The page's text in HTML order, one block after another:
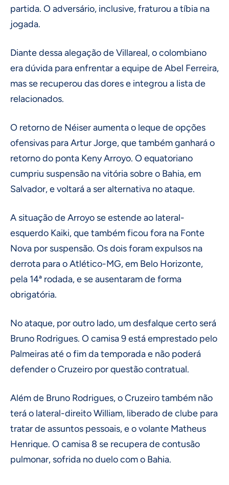
partida. O adversário, inclusive, fraturou a tíbia na
jogada.
Diante dessa alegação de Villareal, o colombiano
era dúvida para enfrentar a equipe de Abel Ferreira,
mas se recuperou das dores e integrou a lista de
relacionados.
O retorno de Néiser aumenta o leque de opções
ofensivas para Artur Jorge, que também ganhará o
retorno do ponta Keny Arroyo. O equatoriano
cumpriu suspensão na vitória sobre o Bahia, em
Salvador, e voltará a ser alternativa no ataque.
A situação de Arroyo se estende ao lateral-
esquerdo Kaiki, que também ficou fora na Fonte
Nova por suspensão. Os dois foram expulsos na
derrota para o Atlético-MG, em Belo Horizonte,
pela 14ª rodada, e se ausentaram de forma
obrigatória.
No ataque, por outro lado, um desfalque certo será
Bruno Rodrigues. O camisa 9 está emprestado pelo
Palmeiras até o fim da temporada e não poderá
defender o Cruzeiro por questão contratual.
Além de Bruno Rodrigues, o Cruzeiro também não
terá o lateral-direito William, liberado de clube para
tratar de assuntos pessoais, e o volante Matheus
Henrique. O camisa 8 se recupera de contusão
pulmonar, sofrida no duelo com o Bahia.